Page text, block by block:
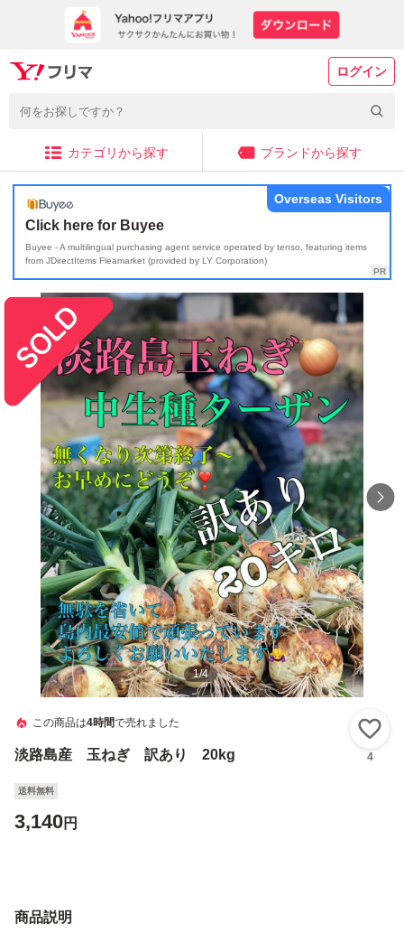
ログイン
カテゴリから探す ブランドから探す
Click here for Buyee
Buyee - A multilingual purchasing agent service operated by tenso, featuring items
from JDirectItems Fleamarket (provided by LY Corporation)
Overseas Visitors
1/4
この商品は4時間で売れました
淡路島産 玉ねぎ 訳あり 20kg 4
送料無料
3,140円
商品説明